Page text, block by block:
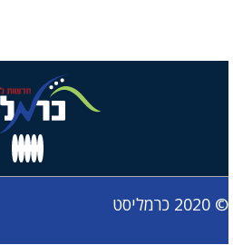
© 2020 כרמליסט